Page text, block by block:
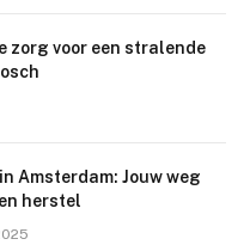
zorg voor een stralende
Amsterdam: Jouw weg
herstel